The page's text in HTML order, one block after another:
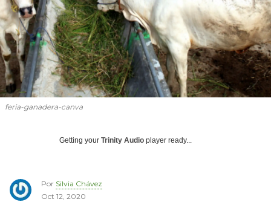
feria-ganadera-canva
Getting your Trinity Audio player ready...
Por Silvia Chávez
Oct 12, 2020